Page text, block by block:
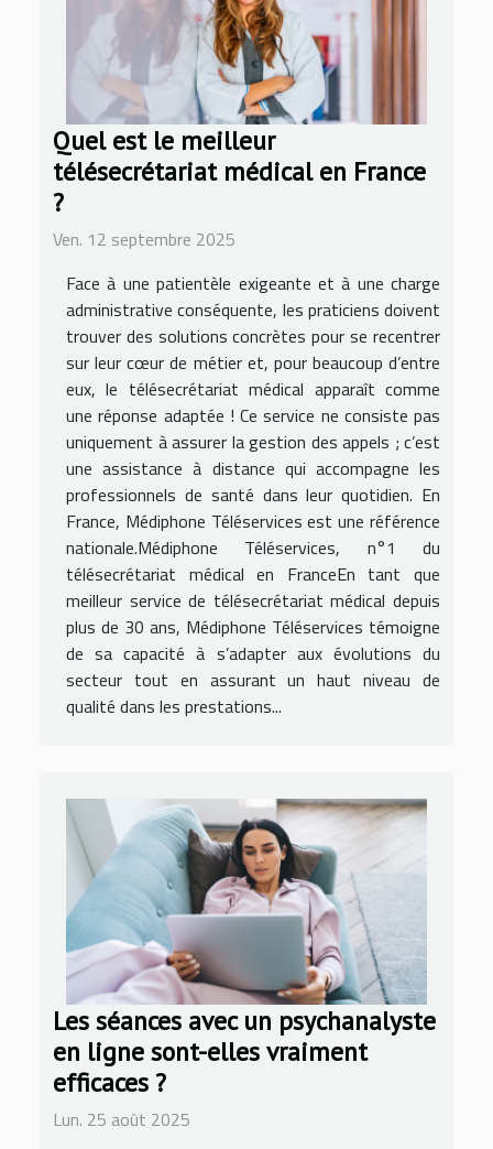
Quel est le meilleur
télésecrétariat médical en France
?
Ven. 12 septembre 2025
Face à une patientèle exigeante et à une charge
administrative conséquente, les praticiens doivent
trouver des solutions concrètes pour se recentrer
sur leur cœur de métier et, pour beaucoup d’entre
eux, le télésecrétariat médical apparaît comme
une réponse adaptée ! Ce service ne consiste pas
uniquement à assurer la gestion des appels ; c’est
une assistance à distance qui accompagne les
professionnels de santé dans leur quotidien. En
France, Médiphone Téléservices est une référence
nationale.Médiphone Téléservices, n°1 du
télésecrétariat médical en FranceEn tant que
meilleur service de télésecrétariat médical depuis
plus de 30 ans, Médiphone Téléservices témoigne
de sa capacité à s’adapter aux évolutions du
secteur tout en assurant un haut niveau de
qualité dans les prestations...
Les séances avec un psychanalyste
en ligne sont-elles vraiment
efficaces ?
Lun. 25 août 2025